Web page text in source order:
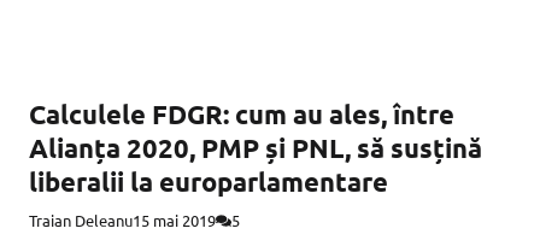
Calculele FDGR: cum au ales, între
Alianța 2020, PMP și PNL, să susțină
liberalii la europarlamentare
Traian Deleanu15 mai 2019 5